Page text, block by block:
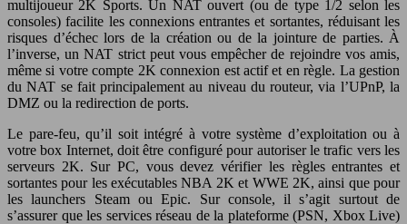
multijoueur 2K Sports. Un NAT ouvert (ou de type 1/2 selon les
consoles) facilite les connexions entrantes et sortantes, réduisant les
risques d’échec lors de la création ou de la jointure de parties. À
l’inverse, un NAT strict peut vous empêcher de rejoindre vos amis,
même si votre compte 2K connexion est actif et en règle. La gestion
du NAT se fait principalement au niveau du routeur, via l’UPnP, la
DMZ ou la redirection de ports.
Le pare-feu, qu’il soit intégré à votre système d’exploitation ou à
votre box Internet, doit être configuré pour autoriser le trafic vers les
serveurs 2K. Sur PC, vous devez vérifier les règles entrantes et
sortantes pour les exécutables NBA 2K et WWE 2K, ainsi que pour
les launchers Steam ou Epic. Sur console, il s’agit surtout de
s’assurer que les services réseau de la plateforme (PSN, Xbox Live)